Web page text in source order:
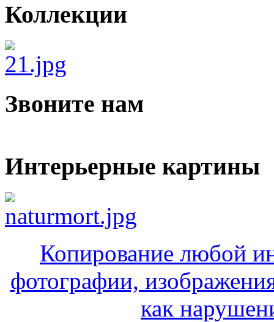
Коллекции
Звоните нам
Интерьерные картины
Копирование любой
фотографии,
как